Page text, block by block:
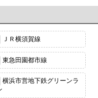
ＪＲ横須賀線
東急田園都市線
横浜市営地下鉄グリーンラ